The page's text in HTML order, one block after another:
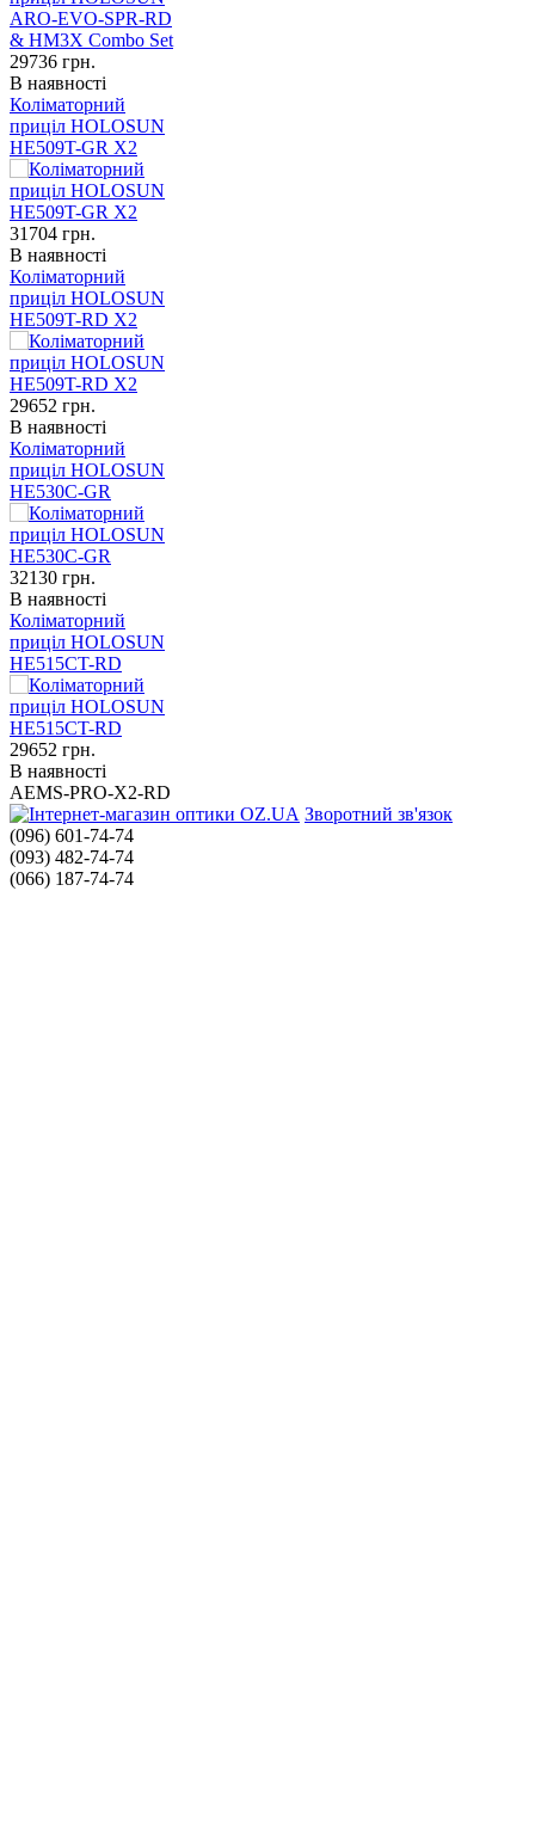
29736 грн.
В наявності
Коліматорний
приціл HOLOSUN
HE509T-GR X2
31704 грн.
В наявності
Коліматорний
приціл HOLOSUN
HE509T-RD X2
29652 грн.
В наявності
Коліматорний
приціл HOLOSUN
HE530C-GR
32130 грн.
В наявності
Коліматорний
приціл HOLOSUN
HE515CT-RD
29652 грн.
В наявності
AEMS-PRO-X2-RD
Зворотний зв'язок
(096) 601-74-74
(093) 482-74-74
(066) 187-74-74